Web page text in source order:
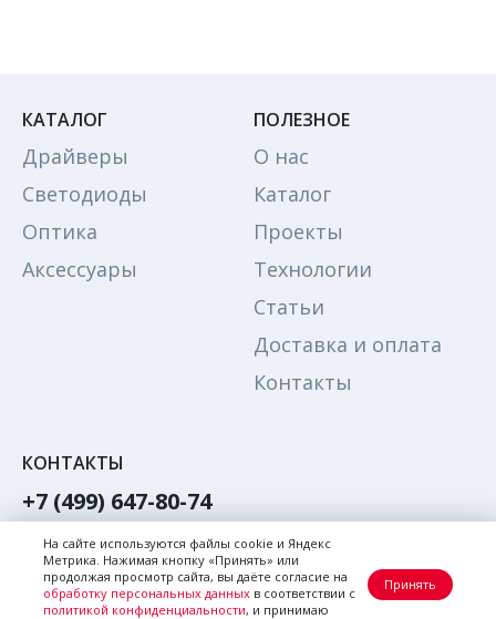
КАТАЛОГ
Драйверы
Светодиоды
Оптика
Аксессуары
ПОЛЕЗНОЕ
О нас
Каталог
Проекты
Технологии
Статьи
Доставка и оплата
Контакты
КОНТАКТЫ
+7 (499) 647-80-74
Обратный звонок
Написать в Max
Написать в телеграм
На сайте используются файлы cookie и Яндекс
Метрика. Нажимая кнопку «Принять» или
продолжая просмотр сайта, вы даёте согласие на
обработку персональных данных в соответствии с
политикой конфиденциальности, и принимаю
Принять